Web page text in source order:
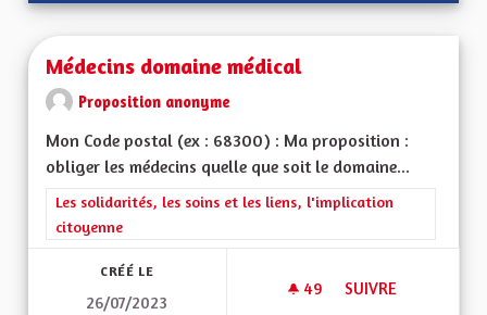
Médecins domaine médical
Proposition anonyme
Mon Code postal (ex : 68300) : Ma proposition :
obliger les médecins quelle que soit le domaine...
Filtrer les résultats de la catégorie : Les solidarités, les soins
Les solidarités, les soins et les liens, l'implication
citoyenne
CRÉÉ LE
26/07/2023
49 49 ABONNÉS
SUIVRE